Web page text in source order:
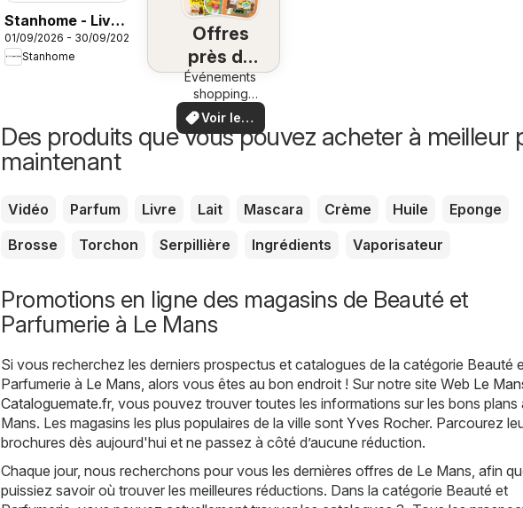
Stanhome - Livre
des pépites
Septembre 2026
01/09/2026 - 30/09/2026
Stanhome
Offres
près de
chez
vous
Événements
shopping
locaux et
offres
spéciales
Voir les
offres
Des produits que vous pouvez acheter à meilleur
maintenant
Vidéo Parfum Livre Lait Mascara Crème Huile
Eponge
Brosse
Torchon Serpillière Ingrédients Vaporisateur
Promotions en ligne des magasins de Beauté et
Parfumerie à Le Mans
Si vous recherchez les derniers prospectus et catalogues de la catégorie Beauté
Parfumerie à Le Mans, alors vous êtes au bon endroit ! Sur notre site Web Le
Cataloguemate.fr, vous pouvez trouver toutes les informations sur les bons plans
Mans. Les magasins les plus populaires de la ville sont Yves Rocher. Parcourez
brochures dès aujourd'hui et ne passez à côté d’aucune réduction.
Chaque jour, nous recherchons pour vous les dernières offres de Le Mans, afin
puissiez savoir où trouver les meilleures réductions. Dans la catégorie Beauté et